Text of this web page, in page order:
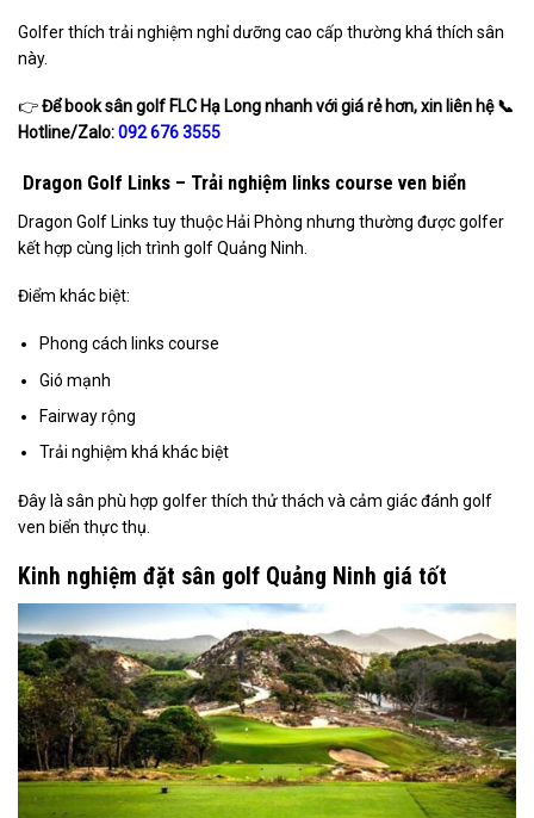
Golfer thích trải nghiệm nghỉ dưỡng cao cấp thường khá thích sân
này.
👉Để book sân golf FLC Hạ Long nhanh với giá rẻ hơn, xin liên hệ📞
Hotline/Zalo:092 676 3555
Dragon Golf Links – Trải nghiệm links course ven biển
Dragon Golf Links tuy thuộc Hải Phòng nhưng thường được golfer
kết hợp cùng lịch trình golf Quảng Ninh.
Điểm khác biệt:
Phong cách links course
Gió mạnh
Fairway rộng
Trải nghiệm khá khác biệt
Đây là sân phù hợp golfer thích thử thách và cảm giác đánh golf
ven biển thực thụ.
Kinh nghiệm đặt sân golf Quảng Ninh giá tốt